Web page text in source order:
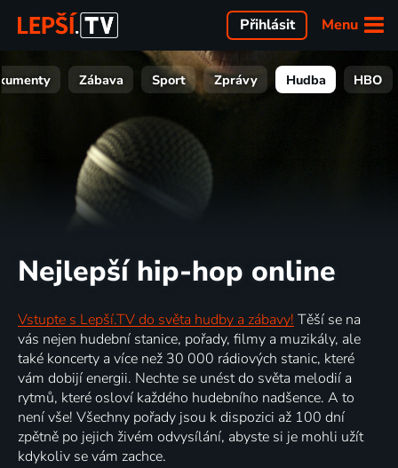
Menu
Přihlásit
Zábava Sport Zprávy Hudba HBO
Nejlepší hip-hop online
Vstupte s Lepší.TV do světa hudby a zábavy! Těší se na
vás nejen hudební stanice, pořady, filmy a muzikály, ale
také koncerty a více než 30 000 rádiových stanic, které
vám dobijí energii. Nechte se unést do světa melodií a
rytmů, které osloví každého hudebního nadšence. A to
není vše! Všechny pořady jsou k dispozici až 100 dní
zpětně po jejich živém odvysílání, abyste si je mohli užít
kdykoliv se vám zachce.